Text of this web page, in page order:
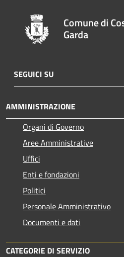
Comune di
Garda
SEGUICI SU
AMMINISTRAZIONE
Organi di Governo
Aree Amministrative
Uffici
Enti e fondazioni
Politici
Personale Amministrativo
Documenti e dati
CATEGORIE DI SERVIZIO